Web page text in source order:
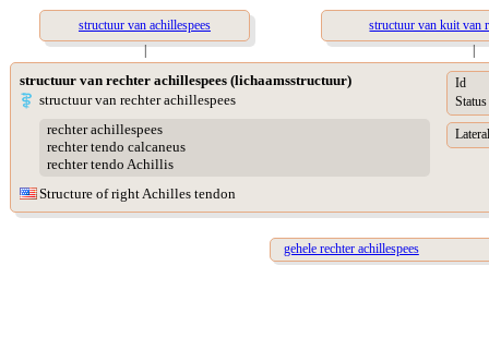
structuur van achillespees
structuur van kuit van
|
|
structuur van rechter achillespees (lichaamsstructuur)
structuur van rechter achillespees
rechter achillespees
rechter tendo calcaneus
rechter tendo Achillis
Structure of right Achilles tendon
Id
Status
gehele rechter achillespees